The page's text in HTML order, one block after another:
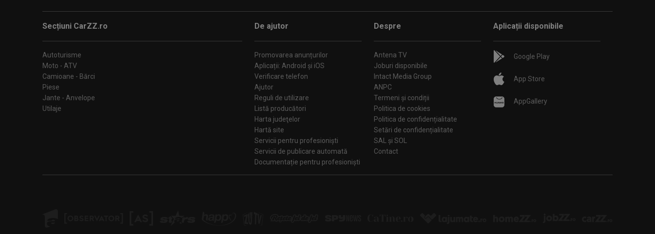
Secțiuni CarZZ.ro
Autoturisme
Moto - ATV
Camioane - Bărci
Piese
Jante - Anvelope
Utilaje
De ajutor
Promovarea anunțurilor
Aplicații: Android și iOS
Verificare telefon
Ajutor
Reguli de utilizare
Listă producători
Harta judeţelor
Hartă site
Servicii pentru profesioniști
Servicii de publicare automată
Documentație pentru profesioniști
Despre
Antena TV
Joburi disponibile
Intact Media Group
ANPC
Termeni și condiții
Politica de cookies
Politica de confidențialitate
Setări de confidențialitate
SAL și SOL
Contact
Aplicații disponibile
Google Play
App Store
AppGallery